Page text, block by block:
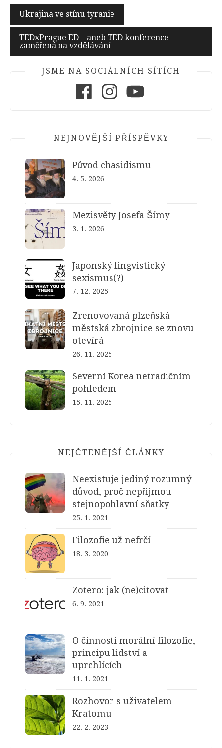
Navigace
pro
příspěvek
Ukrajina ve stínu tyranie
TEDxPrague ED – aneb TED konference
zaměřená na vzdělávání
JSME NA SOCIÁLNÍCH SÍTÍCH
NEJNOVĚJŠÍ PŘÍSPĚVKY
Původ chasidismu
4. 5. 2026
Mezisvěty Josefa Šímy
3. 1. 2026
Japonský lingvistický
sexismus(?)
7. 12. 2025
Zrenovovaná plzeňská
městská zbrojnice se znovu
otevírá
26. 11. 2025
Severní Korea netradičním
pohledem
15. 11. 2025
NEJČTENĚJŠÍ ČLÁNKY
Neexistuje jediný rozumný
důvod, proč nepřijmou
stejnopohlavní sňatky
25. 1. 2021
Filozofie už nefrčí
18. 3. 2020
Zotero: jak (ne)citovat
6. 9. 2021
O činnosti morální filozofie,
principu lidství a
uprchlících
11. 1. 2021
Rozhovor s uživatelem
Kratomu
22. 2. 2023